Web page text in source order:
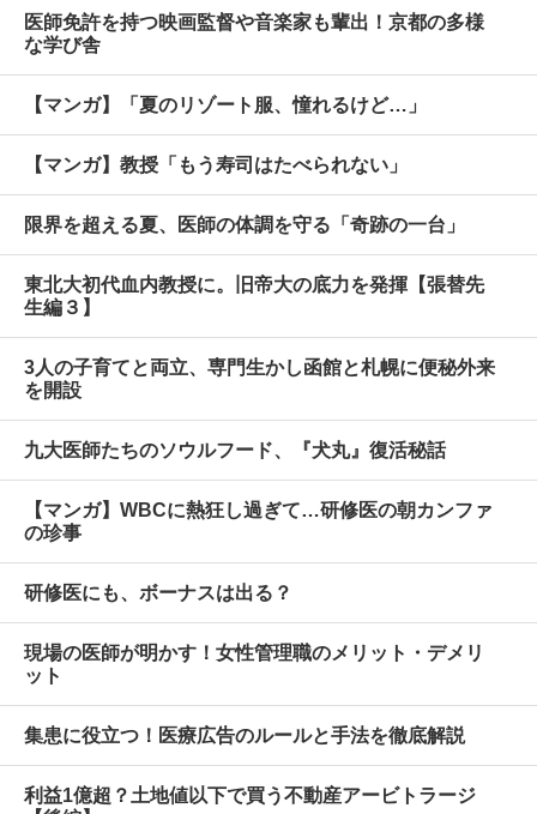
医師免許を持つ映画監督や音楽家も輩出！京都の多様
な学び舎
【マンガ】「夏のリゾート服、憧れるけど…」
【マンガ】教授「もう寿司はたべられない」
限界を超える夏、医師の体調を守る「奇跡の一台」
東北大初代血内教授に。旧帝大の底力を発揮【張替先
生編３】
3人の子育てと両立、専門生かし函館と札幌に便秘外来
を開設
九大医師たちのソウルフード、『犬丸』復活秘話
【マンガ】WBCに熱狂し過ぎて…研修医の朝カンファ
の珍事
研修医にも、ボーナスは出る？
現場の医師が明かす！女性管理職のメリット・デメリ
ット
集患に役立つ！医療広告のルールと手法を徹底解説
利益1億超？土地値以下で買う不動産アービトラージ